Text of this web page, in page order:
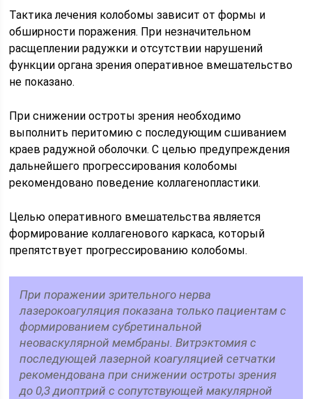
Тактика лечения колобомы зависит от формы и
обширности поражения. При незначительном
расщеплении радужки и отсутствии нарушений
функции органа зрения оперативное вмешательство
не показано.
При снижении остроты зрения необходимо
выполнить перитомию с последующим сшиванием
краев радужной оболочки. С целью предупреждения
дальнейшего прогрессирования колобомы
рекомендовано поведение коллагенопластики.
Целью оперативного вмешательства является
формирование коллагенового каркаса, который
препятствует прогрессированию колобомы.
При поражении зрительного нерва
лазерокоагуляция показана только пациентам с
формированием субретинальной
неоваскулярной мембраны. Витрэктомия с
последующей лазерной коагуляцией сетчатки
рекомендована при снижении остроты зрения
до 0,3 диоптрий с сопутствующей макулярной